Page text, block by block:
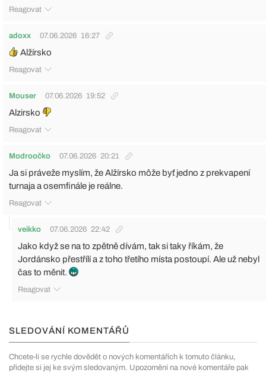
Reagovat
adoxx 07.06.2026 16:27
Alžírsko
Reagovat
Mouser 07.06.2026 19:52
Alzirsko
Reagovat
Modroočko 07.06.2026 20:21
Ja si práveže myslím, že Alžírsko môže byť jedno z prekvapení
turnaja a osemfinále je reálne.
Reagovat
veikko 07.06.2026 22:42
Jako když se na to zpětně dívám, tak si taky říkám, že
Jordánsko přestřílí a z toho třetího místa postoupí. Ale už nebyl
čas to měnit.
Reagovat
SLEDOVÁNÍ KOMENTÁŘŮ
Chcete-li se rychle dovědět o nových komentářích k tomuto článku,
přidejte si jej ke svým sledovaným. Upozornění na nové komentáře pak